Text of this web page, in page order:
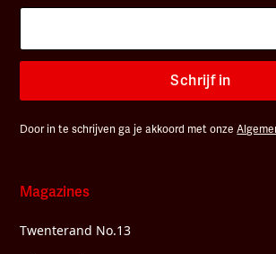
Schrijf in
Door in te schrijven ga je akkoord met onze
Magazines
Twenterand No.13